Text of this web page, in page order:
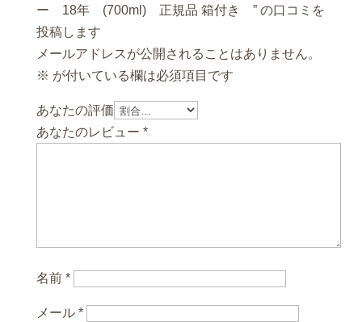
レ
ン
バ
ー
ー
18
品
箱
き
ー 18年 (700ml) 正規品 箱付き ” の口コミを
投稿します
メールアドレスが公開されることはありません。
※ が付いている欄は必須項目です
あなたの評価
あなたのレビュー *
名前 *
メール *